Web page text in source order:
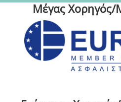
Μέγας Χορηγός/